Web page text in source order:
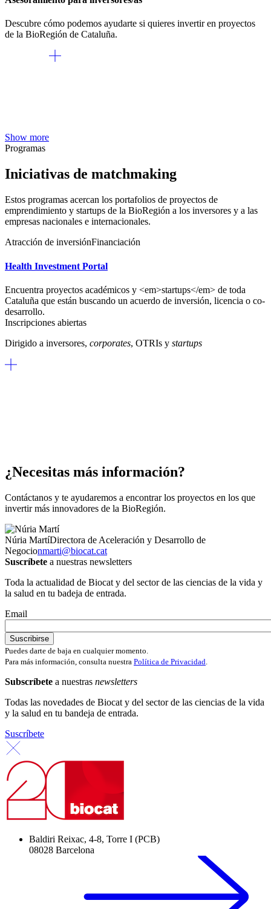
Descubre cómo podemos ayudarte si quieres invertir en proyectos
de la BioRegión de Cataluña.
Show more
Programas
Iniciativas de matchmaking
Estos programas acercan los portafolios de proyectos de
emprendimiento y startups de la BioRegión a los inversores y a las
empresas nacionales e internacionales.
Atracción de inversiónFinanciación
Health Investment Portal
Encuentra proyectos académicos y <em>startups</em> de toda
Cataluña que están buscando un acuerdo de inversión, licencia o co-
desarrollo.
Inscripciones abiertas
Dirigido a inversores, corporates, OTRIs y startups
¿Necesitas más información?
Contáctanos y te ayudaremos a encontrar los proyectos en los que
invertir más innovadores de la BioRegión.
Núria MartíDirectora de Aceleración y Desarrollo de
Negocionmarti@biocat.cat
Suscríbete a nuestras newsletters
Toda la actualidad de Biocat y del sector de las ciencias de la vida y
la salud en tu badeja de entrada.
Email
Puedes darte de baja en cualquier momento.
Para más información, consulta nuestra Política de Privacidad
Subscríbete a nuestras newsletters
Todas las novedades de Biocat y del sector de las ciencias de la vida
y la salud en tu bandeja de entrada.
Suscríbete
Baldiri Reixac, 4-8, Torre I (PCB)
08028 Barcelona